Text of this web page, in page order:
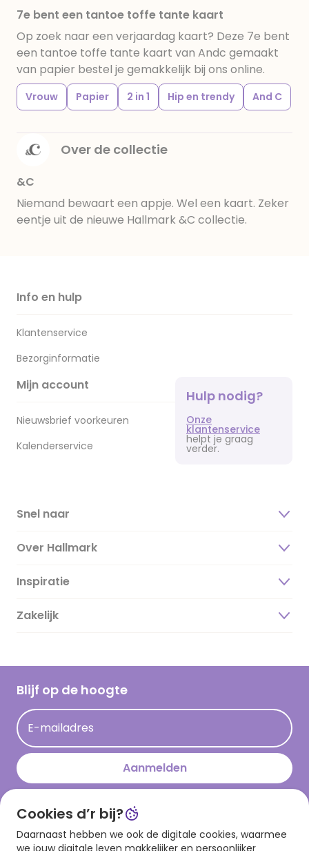
7e bent een tantoe toffe tante kaart
Op zoek naar een verjaardag kaart? Deze 7e bent
een tantoe toffe tante kaart van Andc gemaakt
van papier bestel je gemakkelijk bij ons online.
Vrouw Papier 2 in 1 Hip en trendy And C
Over de collectie
&C
Niemand bewaart een appje. Wel een kaart. Zeker
eentje uit de nieuwe Hallmark &C collectie.
Info en hulp
Klantenservice
Bezorginformatie
Mijn account
Nieuwsbrief voorkeuren
Kalenderservice
Hulp nodig?
Onze
klantenservice
helpt je graag
verder.
Snel naar
Over Hallmark
Over ons
Duurzaamheid
Hallmark Kaartclub
Acties
Persberichten
Inspiratie
Magazine
Cadeau inspiratie
Op kamp gedichten en versjes
Leuke en grappige op kamp teksten
kamppost inspiratie
Zakelijk
Blijf op de hoogte
E-mailadres
Aanmelden
Download onze app
Cookies d’r bij?
Daarnaast hebben we ook de digitale cookies, waarmee
we jouw digitale leven makkelijker en persoonlijker